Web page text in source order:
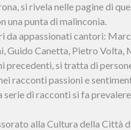
si rivela nelle pagine di
una punta di malinconia.
appassionati cantori:
Canetta, Pietro Volta,
si tratta di
racconti passioni e
serie di racconti si fa
alla Cultura della Città